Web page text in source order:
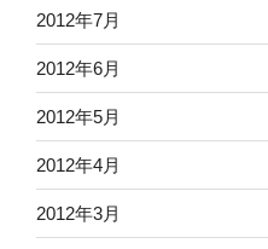
2012年7月
2012年6月
2012年5月
2012年4月
2012年3月